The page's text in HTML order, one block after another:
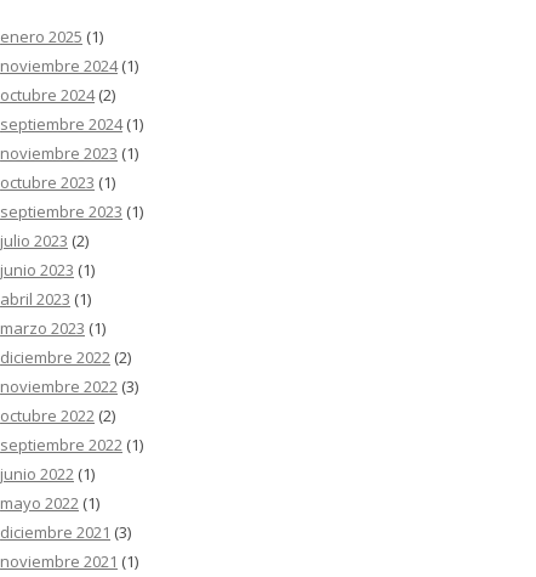
enero 2025 (1)
noviembre 2024(1)
octubre 2024(2)
septiembre 2024(1)
noviembre 2023 (1)
octubre 2023 (1)
septiembre 2023 (1)
julio 2023 (2)
junio 2023 (1)
abril 2023 (1)
marzo 2023 (1)
diciembre 2022 (2)
noviembre 2022 (3)
octubre 2022 (2)
septiembre 2022 (1)
junio 2022 (1)
mayo 2022 (1)
diciembre 2021 (3)
noviembre 2021 (1)